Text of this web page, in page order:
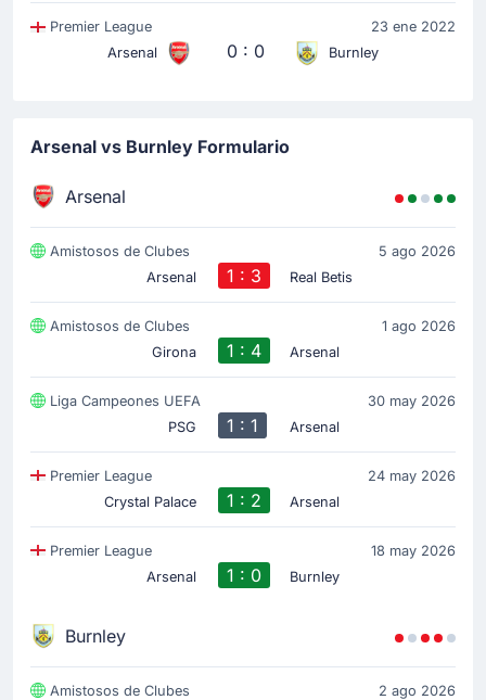
Premier League
23 ene 2022
Arsenal
0 : 0 Burnley
Arsenal vs Burnley Formulario
Arsenal
Amistosos de Clubes
5 ago 2026
Arsenal
1 : 3 Real Betis
Amistosos de Clubes
1 ago 2026
Girona
1 : 4 Arsenal
Liga Campeones UEFA
30 may 2026
PSG
1 : 1 Arsenal
Premier League
24 may 2026
Crystal Palace
1 : 2 Arsenal
Premier League
18 may 2026
Arsenal
1 : 0 Burnley
Burnley
Amistosos de Clubes
2 ago 2026